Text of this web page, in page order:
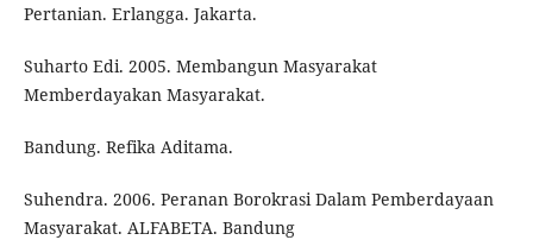
Pertanian. Erlangga. Jakarta.
Suharto Edi. 2005. Membangun Masyarakat
Memberdayakan Masyarakat.
Bandung. Refika Aditama.
Suhendra. 2006. Peranan Borokrasi Dalam Pemberdayaan
Masyarakat. ALFABETA. Bandung